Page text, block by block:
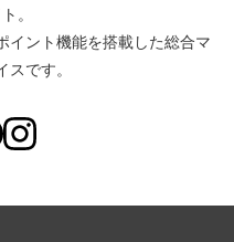
。
イント機能を搭載した総合マ
スです。